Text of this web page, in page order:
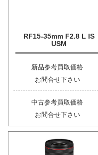
RF15-35mm F2.8 L IS
USM
新品参考買取価格
お問合せ下さい
中古参考買取価格
お問合せ下さい